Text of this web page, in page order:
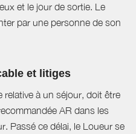
et le jour de sortie. Le
par une personne de son
et litiges
à un séjour, doit être
AR dans les
Passé ce délai, le Loueur se